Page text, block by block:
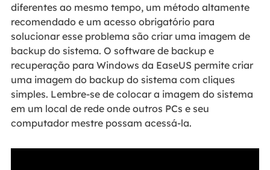
diferentes ao mesmo tempo, um método altamente
recomendado e um acesso obrigatório para
solucionar esse problema são criar uma imagem de
backup do sistema. O software de backup e
recuperação para Windows da EaseUS permite criar
uma imagem do backup do sistema com cliques
simples. Lembre-se de colocar a imagem do sistema
em um local de rede onde outros PCs e seu
computador mestre possam acessá-la.